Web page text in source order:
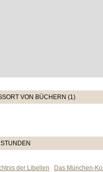
VON BÜCHERN (1)
der Libellen Das München-